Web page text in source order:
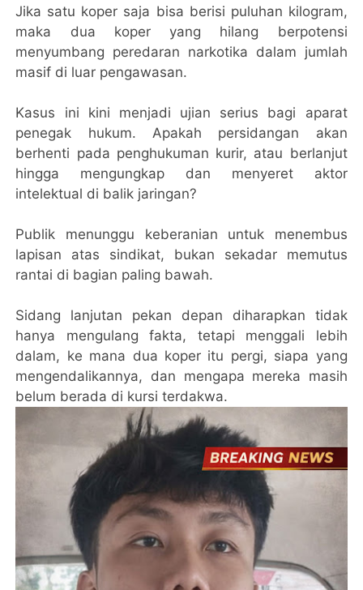
Jika satu koper saja bisa berisi puluhan kilogram,
maka dua koper yang hilang berpotensi
menyumbang peredaran narkotika dalam jumlah
masif di luar pengawasan.
Kasus ini kini menjadi ujian serius bagi aparat
penegak hukum. Apakah persidangan akan
berhenti pada penghukuman kurir, atau berlanjut
hingga mengungkap dan menyeret aktor
intelektual di balik jaringan?
Publik menunggu keberanian untuk menembus
lapisan atas sindikat, bukan sekadar memutus
rantai di bagian paling bawah.
Sidang lanjutan pekan depan diharapkan tidak
hanya mengulang fakta, tetapi menggali lebih
dalam, ke mana dua koper itu pergi, siapa yang
mengendalikannya, dan mengapa mereka masih
belum berada di kursi terdakwa.